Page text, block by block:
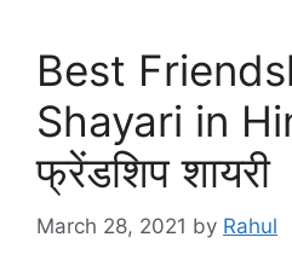
Best
Shayari in
फ्रेंडशिप शायरी
March 28, 2021 by Rahul